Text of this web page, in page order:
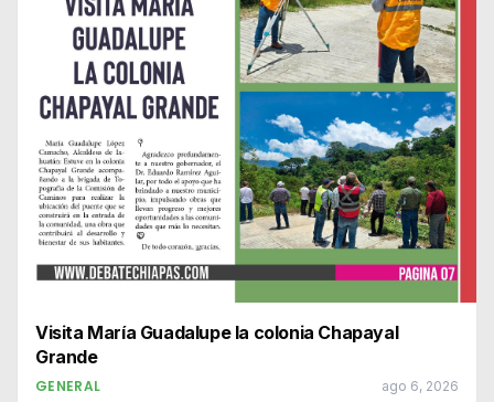
Visita María Guadalupe la colonia Chapayal
Grande
GENERAL ago 6, 2026